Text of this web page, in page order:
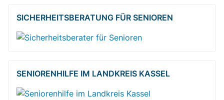
SICHERHEITSBE­RATUNG FÜR SENIOREN
SENIORENHILFE IM LANDKREIS KASSEL